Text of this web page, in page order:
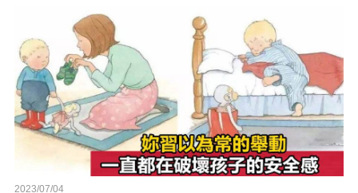
2023/07/04